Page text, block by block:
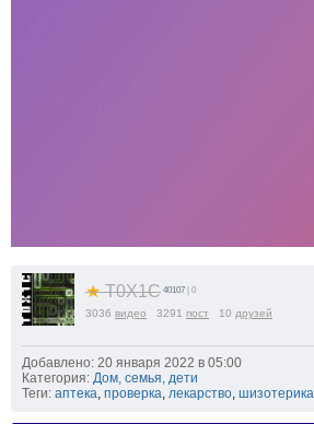
★T0X1C 40107 | 0
3036 видео 3291 пост 10 друзей
Добавлено: 20 января 2022 в 05:00
Категория: Дом, семья, дети
Теги: аптека проверка лекарство шизотерика